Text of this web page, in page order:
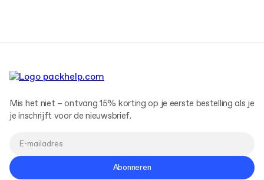
Mis het niet – ontvang 15% korting op je eerste bestelling als je
je inschrijft voor de nieuwsbrief.
Abonneren